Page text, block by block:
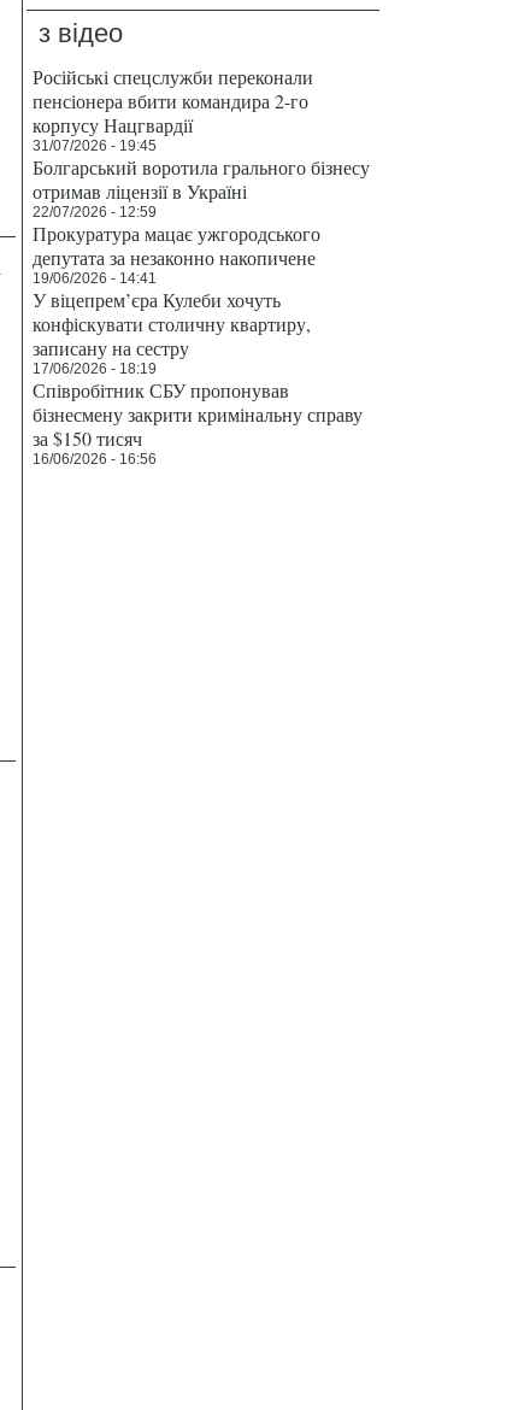
з відео
Російські спецслужби переконали
пенсіонера вбити командира 2-го
корпусу Нацгвардії
31/07/2026 - 19:45
Болгарський воротила грального бізнесу
отримав ліцензії в Україні
22/07/2026 - 12:59
Прокуратура мацає ужгородського
депутата за незаконно накопичене
19/06/2026 - 14:41
У віцепрем’єра Кулеби хочуть
конфіскувати столичну квартиру,
записану на сестру
17/06/2026 - 18:19
Співробітник СБУ пропонував
бізнесмену закрити кримінальну справу
за $150 тисяч
16/06/2026 - 16:56